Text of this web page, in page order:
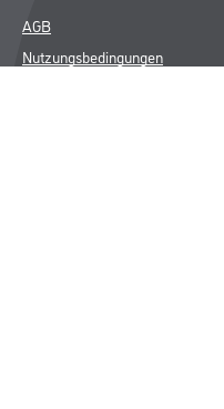
AGB
Nutzungsbedingungen